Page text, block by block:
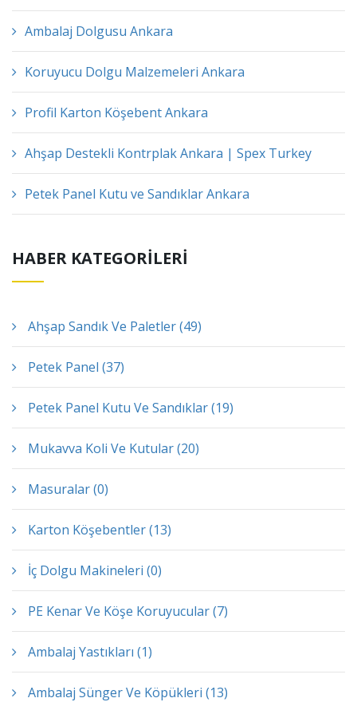
Ambalaj Dolgusu Ankara
Koruyucu Dolgu Malzemeleri Ankara
Profil Karton Köşebent Ankara
Ahşap Destekli Kontrplak Ankara | Spex Turkey
Petek Panel Kutu ve Sandıklar Ankara
HABER KATEGORİLERİ
Ahşap Sandık Ve Paletler (49)
Petek Panel (37)
Petek Panel Kutu Ve Sandıklar (19)
Mukavva Koli Ve Kutular (20)
Masuralar (0)
Karton Köşebentler (13)
İç Dolgu Makineleri (0)
PE Kenar Ve Köşe Koruyucular (7)
Ambalaj Yastıkları (1)
Ambalaj Sünger Ve Köpükleri (13)